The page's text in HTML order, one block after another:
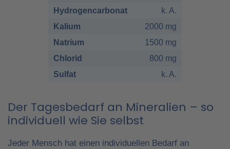
Hydrogencarbonat
k. A.
Kalium
2000 mg
Natrium
1500 mg
Chlorid
800 mg
Sulfat
k. A.
Der Tagesbedarf an Mineralien – so
individuell wie Sie selbst
Jeder Mensch hat einen individuellen Bedarf an